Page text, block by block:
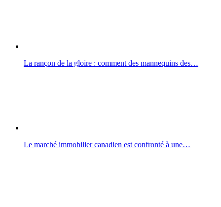
La rançon de la gloire : comment des mannequins des…
Le marché immobilier canadien est confronté à une…